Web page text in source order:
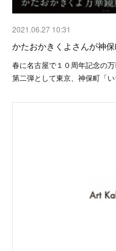
2021.06.27 10:31
かたおかきくよさんが神
春に名古屋で１０周年記念の
第二弾として東京、神保町「